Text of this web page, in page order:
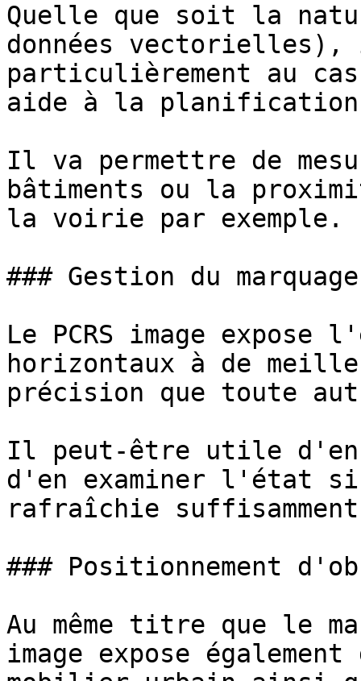
Quelle que soit la
données
particulièrement au cas
aide à la planification
Il va permettre de
bâtiments ou la
la voirie par exemple.
### Gestion du
Le PCRS image expose
horizontaux à de
précision que toute
Il peut-être utile
d'en examiner l'état
rafraîchie
### Positionnement
Au même titre que le
image expose